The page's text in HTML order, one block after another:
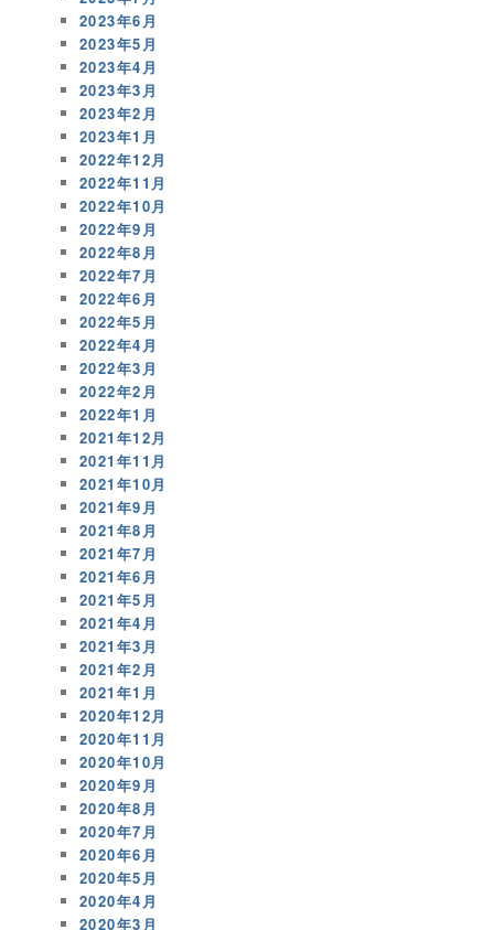
2023年6月
2023年5月
2023年4月
2023年3月
2023年2月
2023年1月
2022年12月
2022年11月
2022年10月
2022年9月
2022年8月
2022年7月
2022年6月
2022年5月
2022年4月
2022年3月
2022年2月
2022年1月
2021年12月
2021年11月
2021年10月
2021年9月
2021年8月
2021年7月
2021年6月
2021年5月
2021年4月
2021年3月
2021年2月
2021年1月
2020年12月
2020年11月
2020年10月
2020年9月
2020年8月
2020年7月
2020年6月
2020年5月
2020年4月
2020年3月